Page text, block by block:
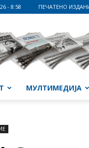
- 8:58 ПЕЧАТЕНО
МУЛТИМЕДИЈА